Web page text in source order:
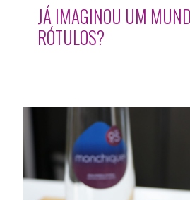
JÁ IMAGINOU UM
RÓTULOS?